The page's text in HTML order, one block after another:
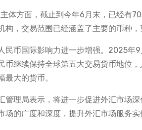
主体方面，截止到今年6月末，已经有
构，交易范围已经涵盖了主要的币种
民币国际影响力进一步增强。2025年
币继续保持全球第五大交易货币地位
最大的货币。
管理局表示，将进一步促进外汇市场
场的广度和深度，提升外汇市场服务实